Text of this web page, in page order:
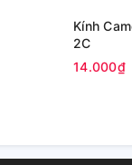
Kính
2C
14.000₫